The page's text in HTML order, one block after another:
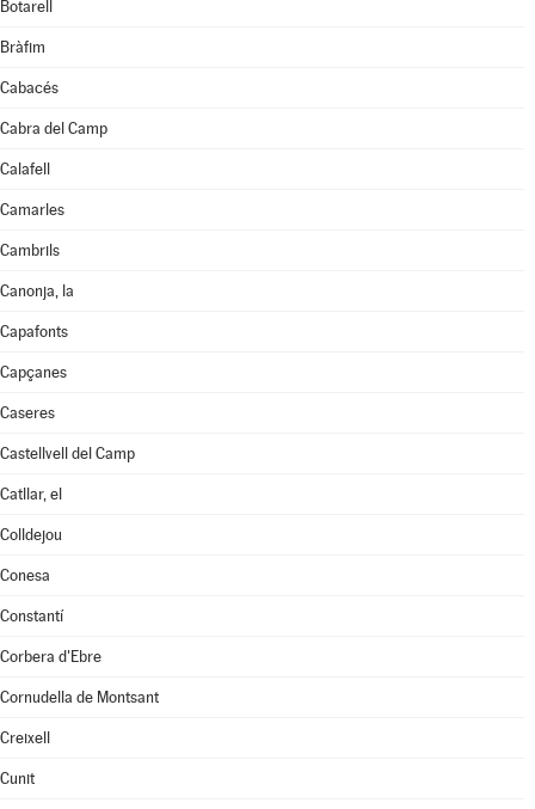
Botarell
Bràfim
Cabacés
Cabra del Camp
Calafell
Camarles
Cambrils
Canonja, la
Capafonts
Capçanes
Caseres
Castellvell del Camp
Catllar, el
Colldejou
Conesa
Constantí
Corbera d'Ebre
Cornudella de Montsant
Creixell
Cunit